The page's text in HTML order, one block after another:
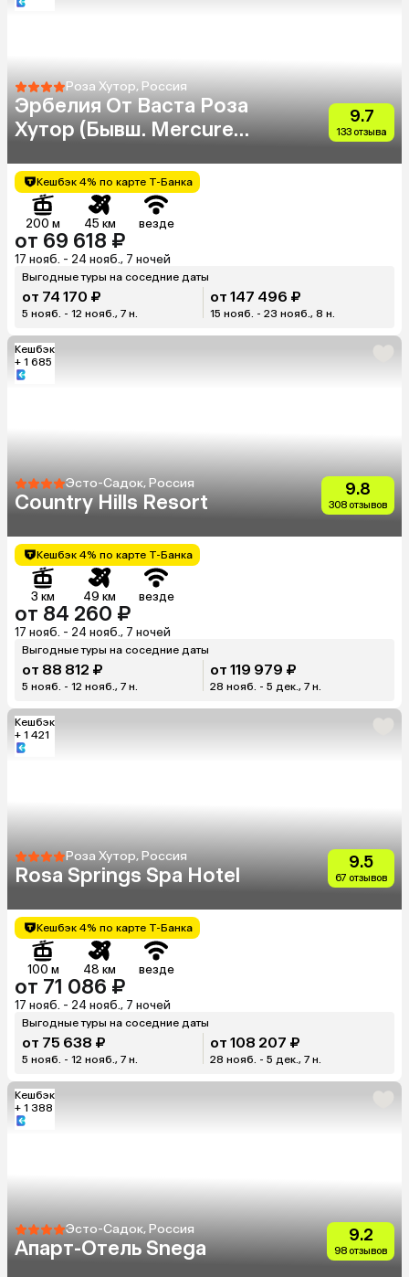
Роза Хутор, Россия
Эрбелия От Васта Роза
Хутор (Бывш. Mercure
9.7
133 отзыва
Кешбэк 4% по карте Т-Банка
200 м 45 км везде
от 69 618 ₽
17 нояб. - 24 нояб., 7 ночей
Выгодные туры на соседние даты
от 74 170 ₽
5 нояб. - 12 нояб., 7 н.
от 147 496 ₽
15 нояб. - 23 нояб., 8 н.
Кешбэк
+ 1 685
Эсто-Садок, Россия
Country Hills Resort
9.8
308 отзывов
Кешбэк 4% по карте Т-Банка
3 км 49 км везде
от 84 260 ₽
17 нояб. - 24 нояб., 7 ночей
Выгодные туры на соседние даты
от 88 812 ₽
5 нояб. - 12 нояб., 7 н.
от 119 979 ₽
28 нояб. - 5 дек., 7 н.
Кешбэк
+ 1 421
Роза Хутор, Россия
Rosa Springs Spa Hotel
9.5
67 отзывов
Кешбэк 4% по карте Т-Банка
100 м 48 км везде
от 71 086 ₽
17 нояб. - 24 нояб., 7 ночей
Выгодные туры на соседние даты
от 75 638 ₽
5 нояб. - 12 нояб., 7 н.
от 108 207 ₽
28 нояб. - 5 дек., 7 н.
Кешбэк
+ 1 388
Эсто-Садок, Россия
Апарт-Отель Snega
9.2
98 отзывов